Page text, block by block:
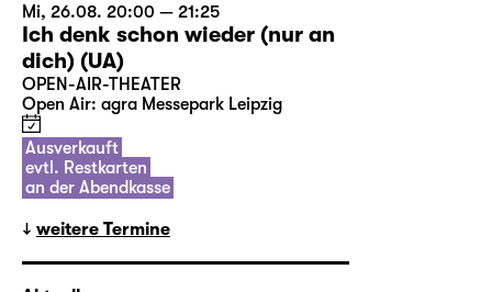
Mi, 26.08. 20:00 — 21:25
Ich denk schon wieder (nur an
dich) (UA)
OPEN-AIR-THEATER
Open Air: agra Messepark Leipzig
Ausverkauft
evtl. Restkarten
an der Abendkasse
weitere Termine